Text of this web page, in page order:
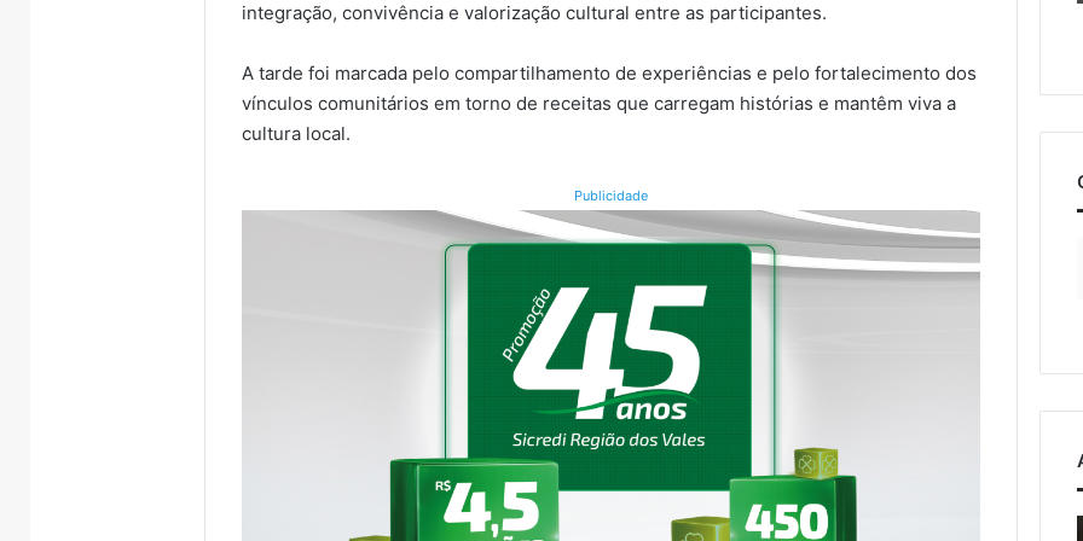
integração, convivência e valorização cultural entre as participantes.
A tarde foi marcada pelo compartilhamento de experiências e pelo fortalecimento dos
vínculos comunitários em torno de receitas que carregam histórias e mantêm viva a
cultura local.
Publicidade
Estrada